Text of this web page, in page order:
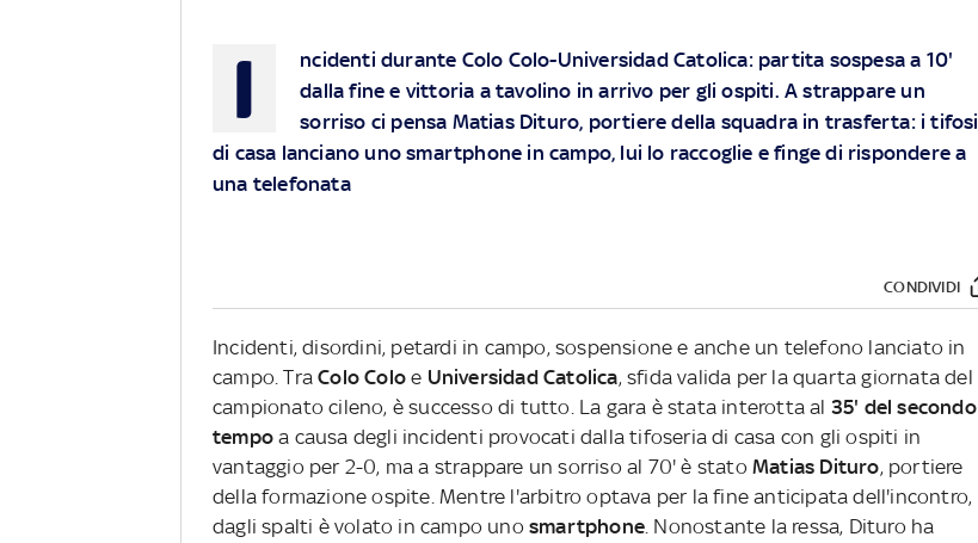
I
ncidenti durante Colo Colo-Universidad Catolica: partita sospesa a 10'
dalla fine e vittoria a tavolino in arrivo per gli ospiti. A strappare un
sorriso ci pensa Matias Dituro, portiere della squadra in trasferta: i tifosi
di casa lanciano uno smartphone in campo, lui lo raccoglie e finge di rispondere a
una telefonata
CONDIVIDI
Incidenti, disordini, petardi in campo, sospensione e anche un telefono lanciato in
campo. TraColo Coloe Universidad Catolica, sfida valida per la quarta giornata del
campionato cileno, è successo di tutto. La gara è stata interotta al 35' del secondo
tempo a causa degli incidenti provocati dalla tifoseria di casa con gli ospiti in
vantaggio per 2-0, ma a strappare un sorriso al 70' è stato Matias Dituro, portiere
della formazione ospite. Mentre l'arbitro optava per la fine anticipata dell'incontro,
dagli spalti è volato in campo uno smartphone. Nonostante la ressa, Dituro ha